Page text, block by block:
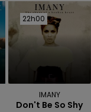
22h00
22h00
IMANY
Don't Be So Shy